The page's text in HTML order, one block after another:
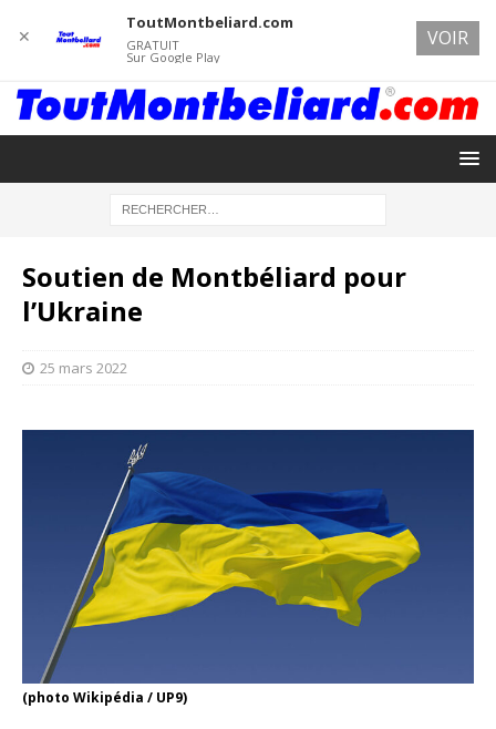
Soutien de Montbéliard pour
l’Ukraine
25 mars 2022
(photo Wikipédia / UP9)
✕
ToutMontbeliard.com
GRATUIT
Sur Google Play
VOIR